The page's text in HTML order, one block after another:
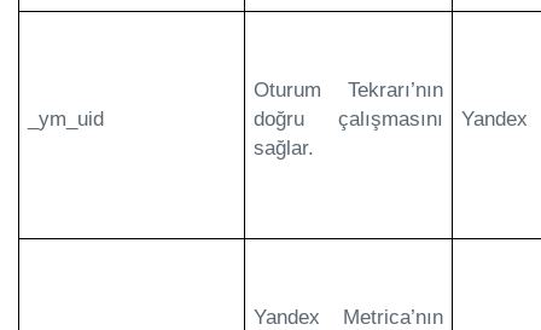
_ym_uid
Oturum Tekrarı’nın
doğru çalışmasını
sağlar.
Yandex
Yandex Metrica’nın